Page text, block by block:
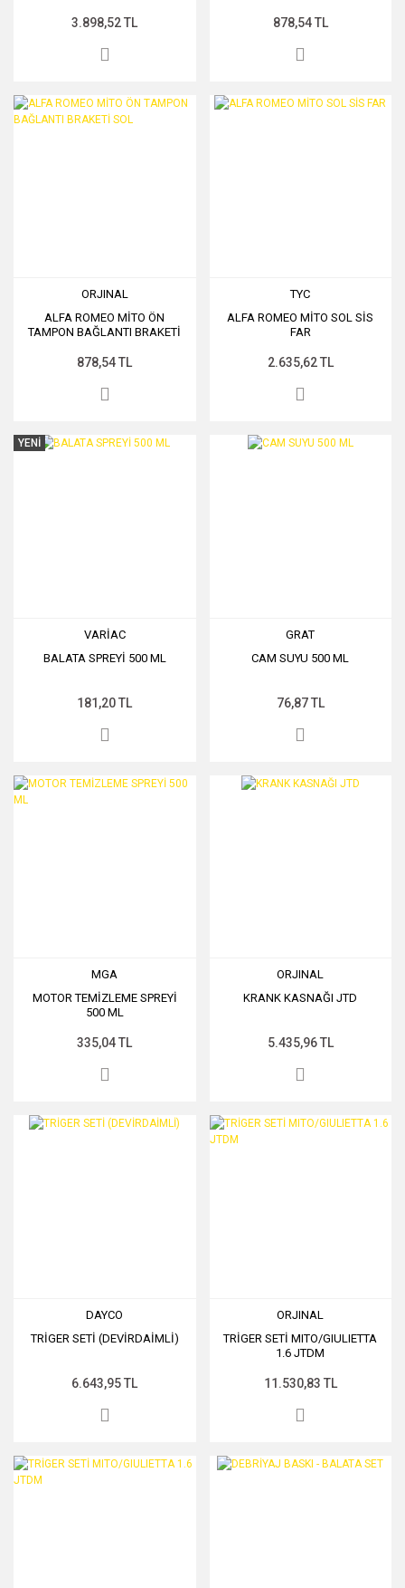
3.898,52 TL 878,54 TL
ORJINAL
ALFA ROMEO MİTO ÖN
TAMPON BAĞLANTI BRAKETİ
878,54 TL
TYC
ALFA ROMEO MİTO SOL SİS
FAR
2.635,62 TL
YENİ
VARİAC
BALATA SPREYİ 500 ML
181,20 TL
GRAT
CAM SUYU 500 ML
76,87 TL
MGA
MOTOR TEMİZLEME SPREYİ
500 ML
335,04 TL
ORJINAL
KRANK KASNAĞI JTD
5.435,96 TL
DAYCO
TRİGER SETİ (DEVİRDAİMLİ)
6.643,95 TL
ORJINAL
TRİGER SETİ MITO/GIULIETTA
1.6 JTDM
11.530,83 TL